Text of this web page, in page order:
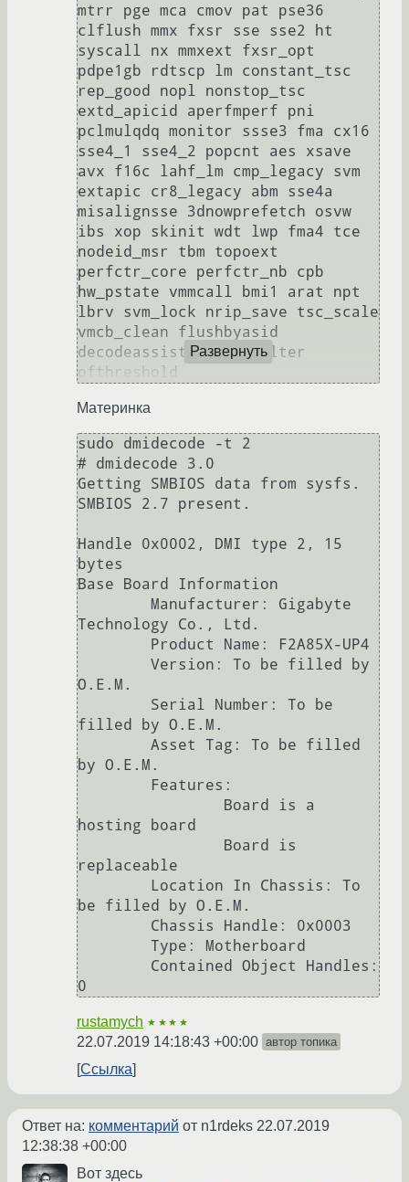
mtrr pge mca cmov pat pse36
clflush mmx fxsr sse sse2 ht
syscall nx mmxext fxsr_opt
pdpe1gb rdtscp lm constant_tsc
rep_good nopl nonstop_tsc
extd_apicid aperfmperf pni
pclmulqdq monitor ssse3 fma cx16
sse4_1 sse4_2 popcnt aes xsave
avx f16c lahf_lm cmp_legacy svm
extapic cr8_legacy abm sse4a
misalignsse 3dnowprefetch osvw
ibs xop skinit wdt lwp fma4 tce
nodeid_msr tbm topoext
perfctr_core perfctr_nb cpb
hw_pstate vmmcall bmi1 arat npt
lbrv svm_lock nrip_save tsc_scale
vmcb_clean flushbyasid
decodeassists pausefilter
Развернуть
Материнка
sudo dmidecode -t 2
# dmidecode 3.0
Getting SMBIOS data from sysfs.
SMBIOS 2.7 present.
Handle 0x0002, DMI type 2, 15
bytes
Base Board Information
Technology Co., Ltd.
O.E.M.
filled by O.E.M.
by O.E.M.
hosting board
replaceable
be filled by O.E.M.
rustamych ★★★★
22.07.2019 14:18:43 +00:00 автор топика
Ссылка
Ответ на: комментарий от n1rdeks 22.07.2019
12:38:38 +00:00
Вот здесь